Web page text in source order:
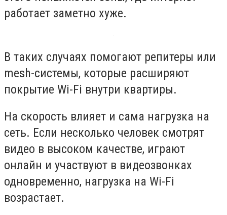
работает заметно хуже.
В таких случаях помогают репитеры или
mesh-системы, которые расширяют
покрытие Wi-Fi внутри квартиры.
На скорость влияет и сама нагрузка на
сеть. Если несколько человек смотрят
видео в высоком качестве, играют
онлайн и участвуют в видеозвонках
одновременно, нагрузка на Wi-Fi
возрастает.